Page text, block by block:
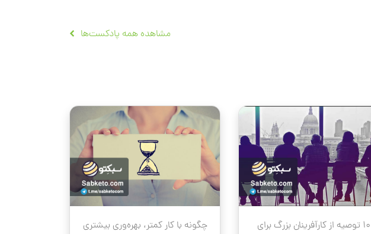
مشاهده همه پادکست‌ها
۱۰ توصیه از کارآفرینان بزرگ برای
چگونه با کار کمتر، بهره‌وری بیشتری